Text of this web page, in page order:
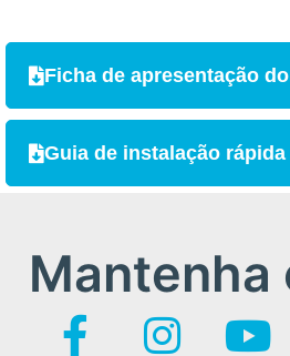
Ficha de apresentação
Guia de instalação rápida
Mantenha